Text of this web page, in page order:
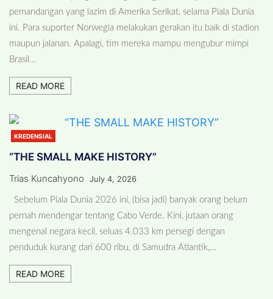
pemandangan yang lazim di Amerika Serikat, selama Piala Dunia
ini. Para suporter Norwegia melakukan gerakan itu baik di stadion
maupun jalanan. Apalagi, tim mereka mampu mengubur mimpi
Brasil…
READ MORE
KREDENSIAL
“THE SMALL MAKE HISTORY”
Trias Kuncahyono July 4, 2026
Sebelum Piala Dunia 2026 ini, (bisa jadi) banyak orang belum
pernah mendengar tentang Cabo Verde. Kini, jutaan orang
mengenal negara kecil, seluas 4.033 km persegi dengan
penduduk kurang dari 600 ribu, di Samudra Atlantik,…
READ MORE